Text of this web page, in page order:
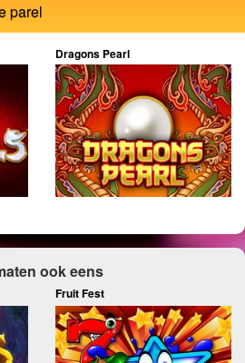
parel
Dragons Pearl
ook eens
Fruit Fest